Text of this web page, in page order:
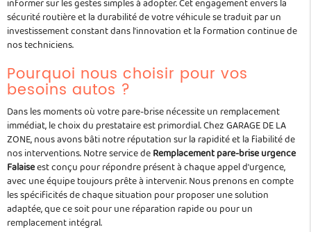
informer sur les gestes simples à adopter. Cet engagement envers la
sécurité routière et la durabilité de votre véhicule se traduit par un
investissement constant dans l'innovation et la formation continue de
nos techniciens.
Pourquoi nous choisir pour vos
besoins autos ?
Dans les moments où votre pare-brise nécessite un remplacement
immédiat, le choix du prestataire est primordial. Chez GARAGE DE LA
ZONE, nous avons bâti notre réputation sur la rapidité et la fiabilité de
nos interventions. Notre service deRemplacement pare-brise urgence
Falaiseest conçu pour répondre présent à chaque appel d'urgence,
avec une équipe toujours prête à intervenir. Nous prenons en compte
les spécificités de chaque situation pour proposer une solution
adaptée, que ce soit pour une réparation rapide ou pour un
remplacement intégral.